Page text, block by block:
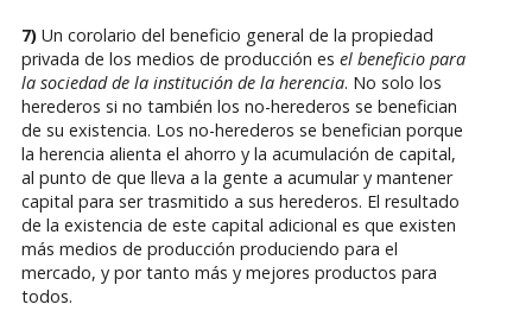
7)Un corolario del beneficio general de la propiedad
privada de los medios de producción es el beneficio para
la sociedad de la institución de la herencia. No solo los
herederos si no también los no-herederos se benefician
de su existencia. Los no-herederos se benefician porque
la herencia alienta el ahorro y la acumulación de capital,
al punto de que lleva a la gente a acumular y mantener
capital para ser trasmitido a sus herederos. El resultado
de la existencia de este capital adicional es que existen
más medios de producción produciendo para el
mercado, y por tanto más y mejores productos para
todos.